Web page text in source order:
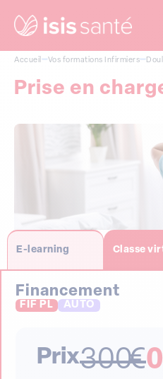
Accueil Vos formations Infirmiers
Prise en
E-learning Classe
Financement
FIF PL AUTO
Prix300€0